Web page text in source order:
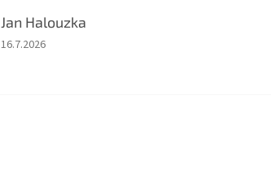
Jan Halouzka
Hodnocení obchodu je 5 z 5 hvězdiček.
16.7.2026